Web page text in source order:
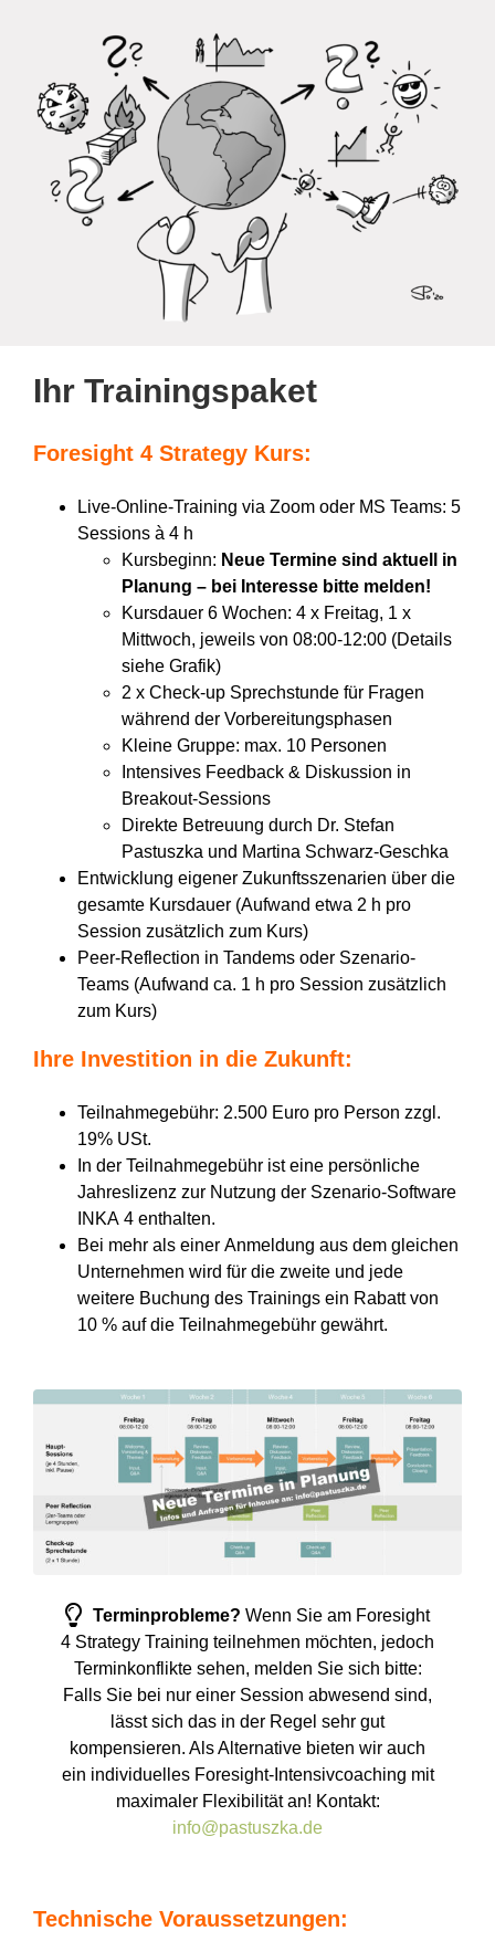
Ihr Trainingspaket
Foresight 4 Strategy Kurs:
Live-Online-Training via Zoom oder MS Teams: 5
Sessions à 4 h
Kursbeginn: Neue Termine sind aktuell in
Planung – bei Interesse bitte melden!
Kursdauer 6 Wochen: 4 x Freitag, 1 x
Mittwoch, jeweils von 08:00-12:00 (Details
siehe Grafik)
2 x Check-up Sprechstunde für Fragen
während der Vorbereitungsphasen
Kleine Gruppe: max. 10 Personen
Intensives Feedback & Diskussion in
Breakout-Sessions
Direkte Betreuung durch Dr. Stefan
Pastuszka und Martina Schwarz-Geschka
Entwicklung eigener Zukunftsszenarien über die
gesamte Kursdauer (Aufwand etwa 2 h pro
Session zusätzlich zum Kurs)
Peer-Reflection in Tandems oder Szenario-
Teams (Aufwand ca. 1 h pro Session zusätzlich
zum Kurs)
Ihre Investition in die Zukunft:
Teilnahmegebühr: 2.500 Euro pro Person zzgl.
19% USt.
In der Teilnahmegebühr ist eine persönliche
Jahreslizenz zur Nutzung der Szenario-Software
INKA 4 enthalten.
Bei mehr als einer Anmeldung aus dem gleichen
Unternehmen wird für die zweite und jede
weitere Buchung des Trainings ein Rabatt von
10 % auf die Teilnahmegebühr gewährt.
Terminprobleme? Wenn Sie am Foresight
4 Strategy Training teilnehmen möchten, jedoch
Terminkonflikte sehen, melden Sie sich bitte:
Falls Sie bei nur einer Session abwesend sind,
lässt sich das in der Regel sehr gut
kompensieren. Als Alternative bieten wir auch
ein individuelles Foresight-Intensivcoaching mit
maximaler Flexibilität an! Kontakt:
info@pastuszka.de
Technische Voraussetzungen: